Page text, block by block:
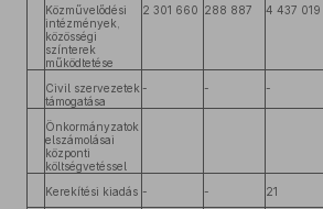
Közművelődési
intézmények,
közösségi
színterek
működtetése
2 301 660 288 887 4 437 019
Civil szervezetek
támogatása
- - -
Önkormányzatok
elszámolásai
központi
költségvetéssel
Kerekítési kiadás - - 21